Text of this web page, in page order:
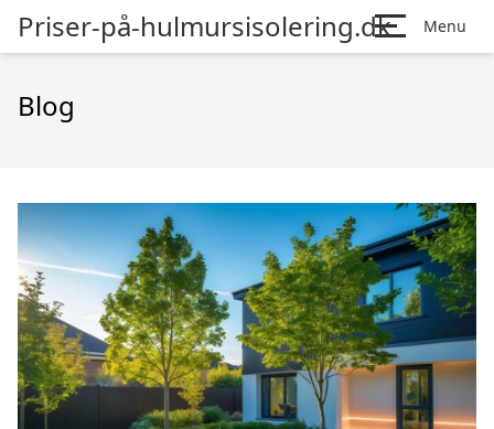
Priser-på-hulmursisolering.dk Menu
Blog